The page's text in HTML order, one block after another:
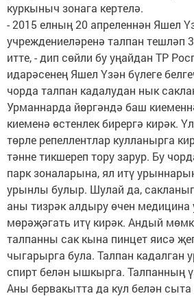
куркыныч зонага кертелә.
- 2015 елның 20 апреленнән Яшел
учреждениеләренә талпан тешләп
итте, - дип сөйли бу уңайдан ТР
идарәсенең Яшел Үзән бүлеге
чорда талпан кадалудан нык
Урманнарда йөргәндә баш
киеменә өстенлек бирергә кирәк.
төрле репеллентлар кулланырга
тәнне тикшереп тору зарур. Бу
парк зоналарына, ял итү
урынлы булыр. Шулай да,
аны тизрәк алдыру өчен медицина
мөрәҗәгать итү кирәк. Андый
талпанны сак кына пинцет яисә
чыгарырга була. Талпан кадалган
спирт белән ышкырга. Талпанның
Аны бервакытта да кул белән сыта